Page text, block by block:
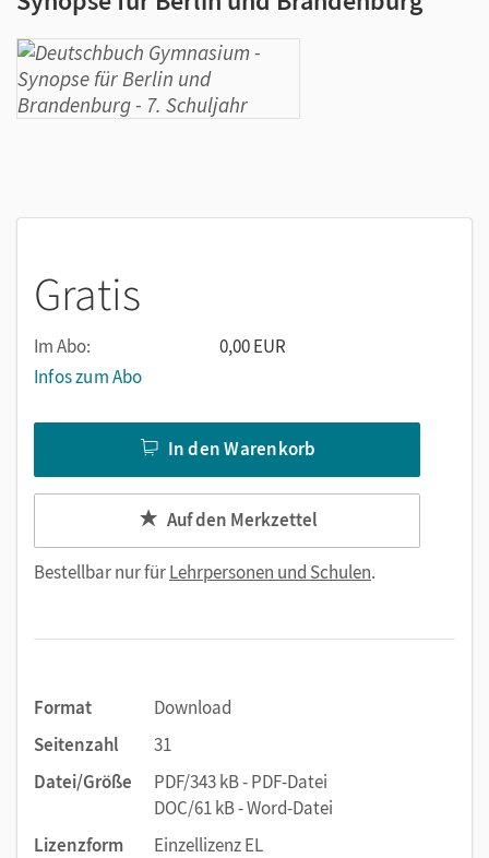
Gratis
Im Abo:
0,00 EUR
Infos zum Abo
In den Warenkorb
Auf den Merkzettel
Bestellbar nur fürLehrpersonen und Schulen.
Format
Download
Seitenzahl
31
Datei/Größe
PDF/343 kB - PDF-Datei
DOC/61 kB - Word-Datei
Lizenzform
Einzellizenz EL